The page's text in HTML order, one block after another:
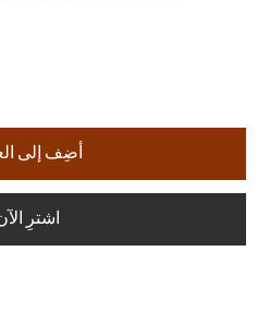
أضِف إلى
اشترِ